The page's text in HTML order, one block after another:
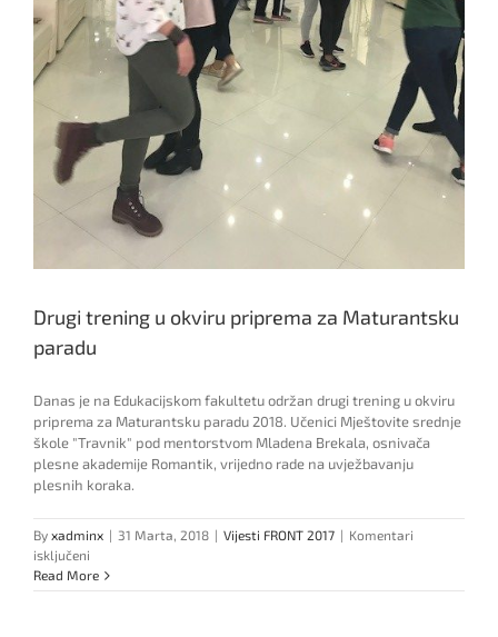
Drugi trening u okviru priprema za Maturantsku
paradu
Danas je na Edukacijskom fakultetu održan drugi trening u okviru
priprema za Maturantsku paradu 2018. Učenici Mještovite srednje
škole "Travnik" pod mentorstvom Mladena Brekala, osnivača
plesne akademije Romantik, vrijedno rade na uvježbavanju
plesnih koraka.
By xadminx | 31 Marta, 2018 | Vijesti FRONT 2017 | Komentari
isključeni
Drugi
trening
Read More